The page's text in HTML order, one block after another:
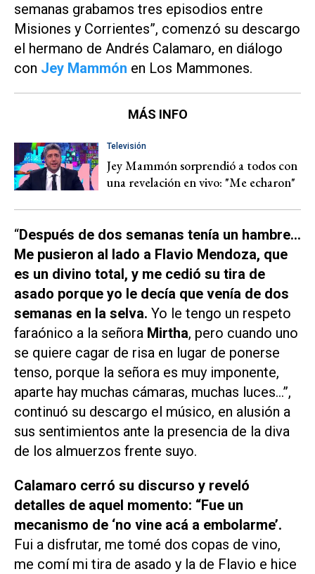
semanas grabamos tres episodios entre
Misiones y Corrientes”, comenzó su descargo
el hermano de Andrés Calamaro, en diálogo
con Jey Mammón en Los Mammones.
MÁS INFO
Televisión
Jey Mammón sorprendió a todos con
una revelación en vivo: "Me echaron"
“Después de dos semanas tenía un hambre…
Me pusieron al lado a Flavio Mendoza, que
es un divino total, y me cedió su tira de
asado porque yo le decía que venía de dos
semanas en la selva. Yo le tengo un respeto
faraónico a la señora Mirtha, pero cuando uno
se quiere cagar de risa en lugar de ponerse
tenso, porque la señora es muy imponente,
aparte hay muchas cámaras, muchas luces…”,
continuó su descargo el músico, en alusión a
sus sentimientos ante la presencia de la diva
de los almuerzos frente suyo.
Calamaro cerró su discurso y reveló
detalles de aquel momento: “Fue un
mecanismo de ‘no vine acá a embolarme’.
Fui a disfrutar, me tomé dos copas de vino,
me comí mi tira de asado y la de Flavio e hice